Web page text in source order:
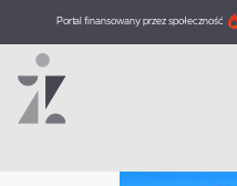
Portal finansowany przez społeczność